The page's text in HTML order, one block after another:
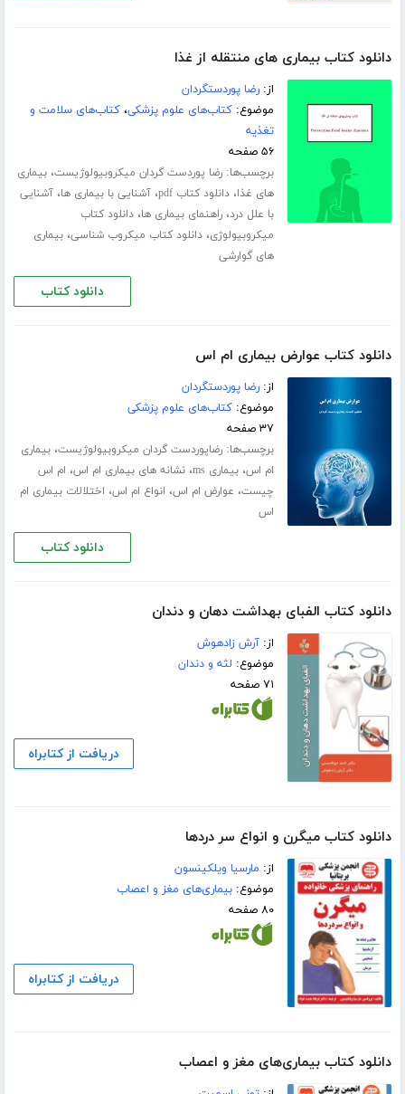
دانلود کتاب بیماری های منتقله از غذا
از:رضا پوردستگردان
موضوع:کتاب‌های علوم پزشکی،کتاب‌های سلامت و
تغذیه
۵۶ صفحه
برچسب‌ها:رضا پوردست گردان میکروبیولوژیست،بیماری
های غذا،دانلود کتاب pdf ،آشنایی با بیماری ها،آشنایی
با علل درد،راهنمای بیماری ها،دانلود کتاب
میکروبیولوژی،دانلود کتاب میکروب شناسی،بیماری
های گوارشی
دانلود کتاب
دانلود کتاب عوارض بیماری ام اس
از:رضا پوردستگردان
موضوع:کتاب‌های علوم پزشکی
۳۷ صفحه
برچسب‌ها:رضاپوردست گردان میکروبیولوژیست،بیماری
ام اس،بیماری ms ،نشانه های بیماری ام اس، ام اس
چیست، عوارض ام اس، انواع ام اس، اختلالات بیماری ام
اس
دانلود کتاب
دانلود کتاب الفبای بهداشت دهان و دندان
از:آرش زادهوش
موضوع: لثه و دندان
۷۱ صفحه
دریافت از کتابراه
دانلود کتاب میگرن و انواع سر دردها
از: مارسیا ویلکینسون
موضوع:بیماری‌های مغز و اعصاب
۸۰ صفحه
دریافت از کتابراه
دانلود کتاب بیماری‌های مغز و اعصاب